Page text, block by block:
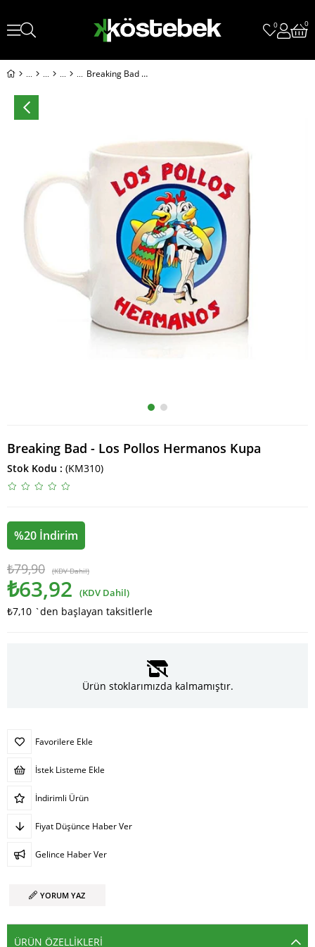
0 0
Breaking Bad - Los Pollos Hermanos Kupa
Breaking Bad - Los Pollos Hermanos Kupa
Stok Kodu (KM310)
%20 İndirim
₺79,90 (KDV Dahil)
₺63,92 (KDV Dahil)
₺7,10 `den başlayan taksitlerle
Ürün stoklarımızda kalmamıştır.
Favorilere Ekle
İstek Listeme Ekle
İndirimli Ürün
Fiyat Düşünce Haber Ver
Gelince Haber Ver
YORUM YAZ
ÜRÜN ÖZELLIKLERI